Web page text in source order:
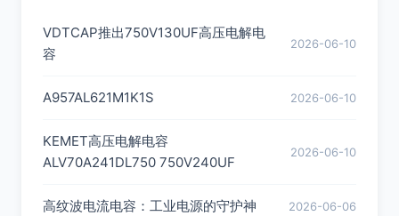
VDTCAP推出750V130UF高压电解电
容
2026-06-10
A957AL621M1K1S 2026-06-10
KEMET高压电解电容
ALV70A241DL750 750V240UF
2026-06-10
高纹波电流电容：工业电源的守护神 2026-06-06